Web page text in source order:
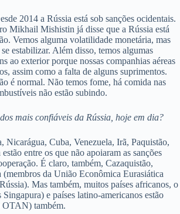
2014 a Rússia está sob sanções ocidentais.
Mikhail Mishistin já disse que a Rússia está
Vemos alguma volatilidade monetária, mas
estabilizar. Além disso, temos algumas
ao exterior porque nossas companhias aéreas
assim como a falta de alguns suprimentos.
é normal. Não temos fome, há comida nas
não estão subindo.
mais confiáveis da Rússia, hoje em dia?
Nicarágua, Cuba, Venezuela, Irã, Paquistão,
entre os que não apoiaram as sanções
É claro, também, Cazaquistão,
da União Econômica Eurasiática
Mas também, muitos países africanos, o
e países latino-americanos estão
OTAN) também.